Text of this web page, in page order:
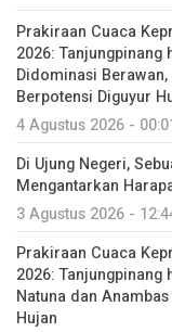
Prakiraan Cuaca
2026: Tanjungpinang
Didominasi
Berpotensi Diguyur
4 Agustus 2026 -
Di Ujung Negeri,
Mengantarkan
3 Agustus 2026 -
Prakiraan Cuaca
2026: Tanjungpinang
Natuna dan
Hujan